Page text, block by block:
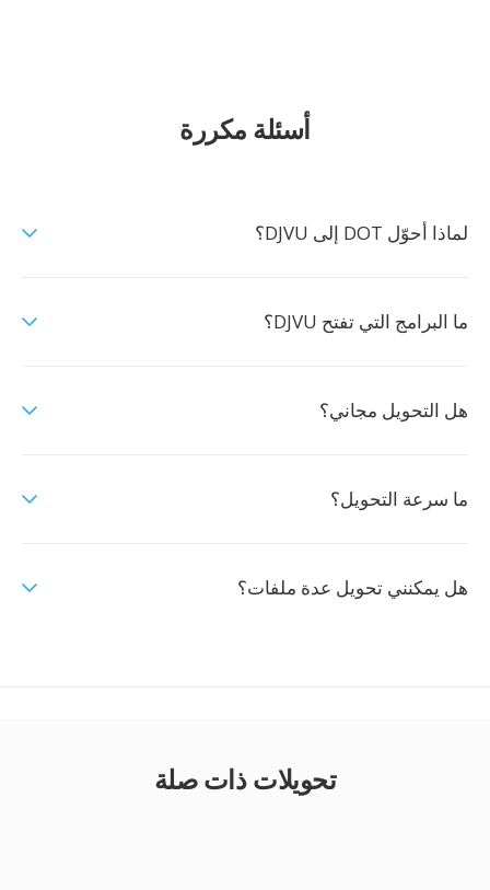
أسئلة مكررة
لماذا أحوّل DOT إلى DJVU؟
ما البرامج التي تفتح DJVU؟
هل التحويل مجاني؟
ما سرعة التحويل؟
هل يمكنني تحويل عدة ملفات؟
تحويلات ذات صلة